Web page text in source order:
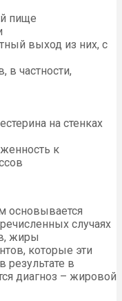
пище
выход из них, с
в частности,
на стенках
к
основывается
случаях
жиры
которые эти
результате в
диагноз – жировой